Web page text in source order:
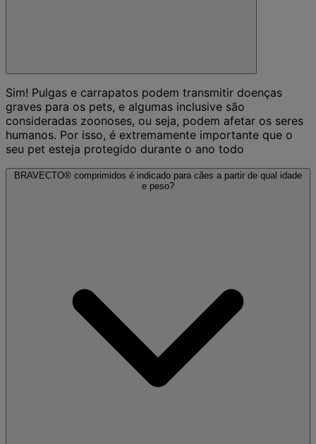
Sim! Pulgas e carrapatos podem transmitir doenças
graves para os pets, e algumas inclusive são
consideradas zoonoses, ou seja, podem afetar os seres
humanos. Por isso, é extremamente importante que o
seu pet esteja protegido durante o ano todo
BRAVECTO® comprimidos é indicado para cães a partir de qual idade
e peso?